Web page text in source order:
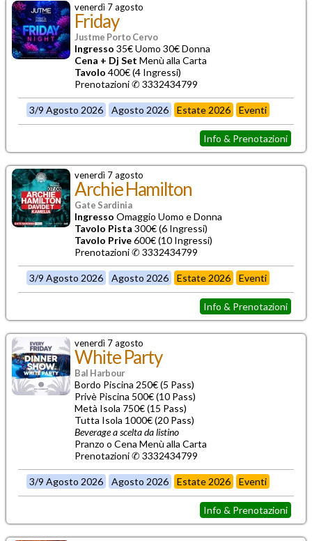
venerdì 7 agosto
Friday
Justme Porto Cervo
Ingresso 35€ Uomo 30€ Donna
Cena + Dj Set Menù alla Carta
Tavolo 400€ (4 Ingressi)
Prenotazioni ✆ 3332434799
3/9 Agosto 2026 Agosto 2026 Estate 2026 Eventi
Info & Prenotazioni
venerdì 7 agosto
Archie Hamilton
Gate Sardinia
Ingresso Omaggio Uomo e Donna
Tavolo Pista 300€ (6 Ingressi)
Tavolo Prive600€ (10 Ingressi)
Prenotazioni ✆ 3332434799
3/9 Agosto 2026 Agosto 2026 Estate 2026 Eventi
Info & Prenotazioni
venerdì 7 agosto
White Party
Bal Harbour
Bordo Piscina 250€ (5 Pass)
Privè Piscina 500€ (10 Pass)
Metà Isola 750€ (15 Pass)
Tutta Isola 1000€ (20 Pass)
Beverage a scelta da listino
Pranzo o Cena Menù alla Carta
Prenotazioni ✆ 3332434799
3/9 Agosto 2026 Agosto 2026 Estate 2026 Eventi
Info & Prenotazioni